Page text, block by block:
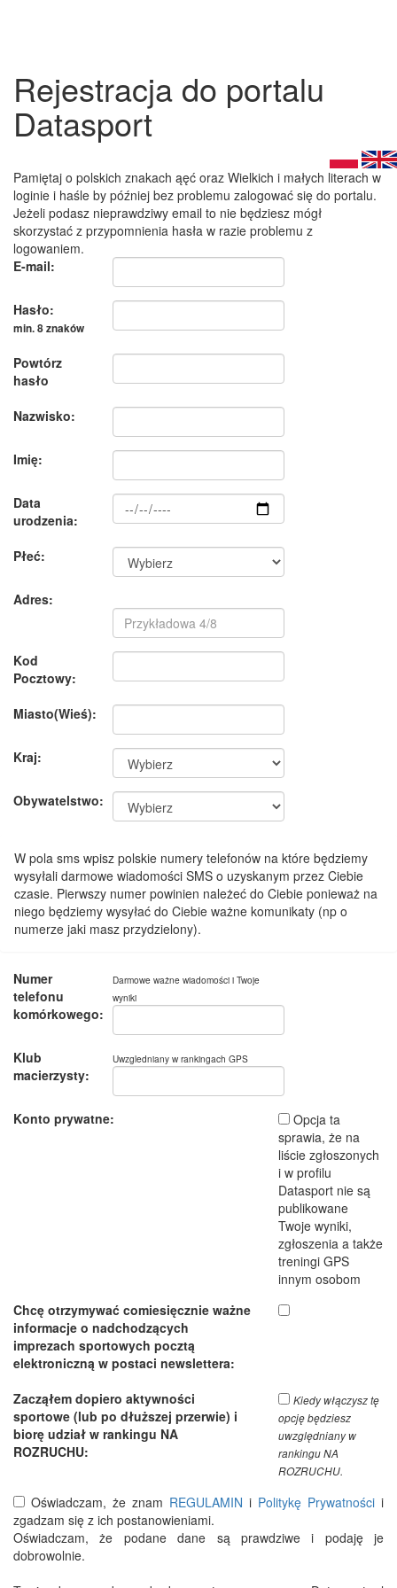
Rejestracja do portalu
Datasport
Pamiętaj o polskich znakach ąęć oraz Wielkich i małych literach w
loginie i haśle by później bez problemu zalogować się do portalu.
Jeżeli podasz nieprawdziwy email to nie będziesz mógł
skorzystać z przypomnienia hasła w razie problemu z
logowaniem.
E-mail:
Hasło:
min. 8 znaków
Powtórz
hasło
Nazwisko:
Imię:
Data
urodzenia:
Płeć:
Adres:
Kod
Pocztowy:
Miasto(Wieś):
Kraj:
Obywatelstwo:
W pola sms wpisz polskie numery telefonów na które będziemy
wysyłali darmowe wiadomości SMS o uzyskanym przez Ciebie
czasie. Pierwszy numer powinien należeć do Ciebie ponieważ na
niego będziemy wysyłać do Ciebie ważne komunikaty (np o
numerze jaki masz przydzielony).
Numer
telefonu
komórkowego:
Darmowe ważne wiadomości i Twoje
wyniki
Klub
macierzysty:
Uwzgledniany w rankingach GPS
Konto prywatne:
Opcja ta
sprawia, że na
liście zgłoszonych
i w profilu
Datasport nie są
publikowane
Twoje wyniki,
zgłoszenia a także
treningi GPS
innym osobom
Chcę otrzymywać comiesięcznie ważne
informacje o nadchodzących
imprezach sportowych pocztą
elektroniczną w postaci newslettera:
Zacząłem dopiero aktywności
sportowe (lub po dłuższej przerwie) i
biorę udział w rankingu NA
ROZRUCHU:
Kiedy włączysz tę
opcję będziesz
uwzględniany w
rankingu NA
ROZRUCHU.
Oświadczam, że znam REGULAMIN i Politykę Prywatności i
zgadzam się z ich postanowieniami.
Oświadczam, że podane dane są prawdziwe i podaję je
dobrowolnie.